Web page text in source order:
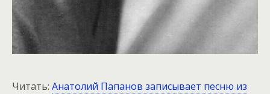
Читать: Анатолий Папанов записывает песню из